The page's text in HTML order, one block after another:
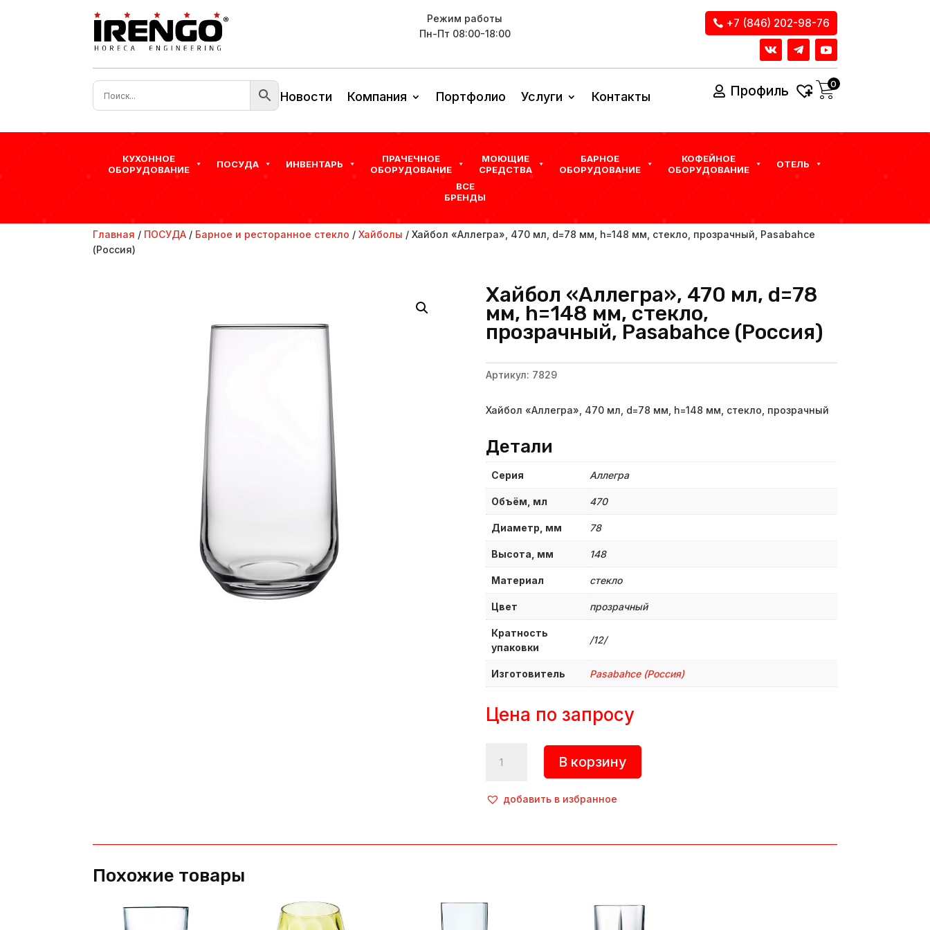
Режим работы
Пн-Пт 08:00-18:00
+7 (846) 202-98-76
Новости Компания Портфолио Услуги Контакты Профиль 0
КУХОННОЕ
ОБОРУДОВАНИЕ
ПОСУДА ИНВЕНТАРЬ
ПРАЧЕЧНОЕ
ОБОРУДОВАНИЕ
МОЮЩИЕ
СРЕДСТВА
БАРНОЕ
ОБОРУДОВАНИЕ
КОФЕЙНОЕ
ОБОРУДОВАНИЕ
ОТЕЛЬ
ВСЕ
БРЕНДЫ
Главная / ПОСУДА / Барное и ресторанное стекло /Хайболы / Хайбол «Аллегра», 470 мл, d=78 мм, h=148 мм, стекло, прозрачный, Pasabahce
(Россия)
Хайбол «Аллегра», 470 мл, d=78
мм, h=148 мм, стекло,
прозрачный, Pasabahce (Россия)
Артикул: 7829
Хайбол «Аллегра», 470 мл, d=78 мм, h=148 мм, стекло, прозрачный
Детали
Серия Аллегра
Объём, мл 470
Диаметр, мм 78
Высота, мм 148
Материал стекло
Цвет прозрачный
Кратность
упаковки
/12/
Изготовитель Pasabahce (Россия)
Цена по запросу
товара
«Аллегра»,
стекло,
прозрачный,
В корзину
добавить в избранное
Похожие товары